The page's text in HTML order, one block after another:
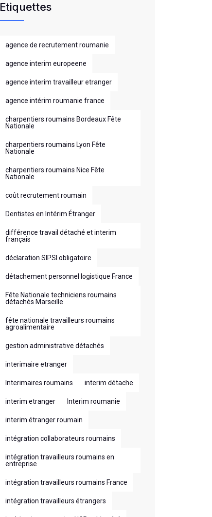
Etiquettes
agence de recrutement roumanie
agence interim europeene
agence interim travailleur etranger
agence intérim roumanie france
charpentiers roumains Bordeaux Fête
Nationale
charpentiers roumains Lyon Fête
Nationale
charpentiers roumains Nice Fête
Nationale
coût recrutement roumain
Dentistes en Intérim Étranger
différence travail détaché et interim
français
déclaration SIPSI obligatoire
détachement personnel logistique France
Fête Nationale techniciens roumains
détachés Marseille
fête nationale travailleurs roumains
agroalimentaire
gestion administrative détachés
interimaire etranger
Interimaires roumains interim détache
interim etranger Interim roumanie
interim étranger roumain
intégration collaborateurs roumains
intégration travailleurs roumains en
entreprise
intégration travailleurs roumains France
intégration travailleurs étrangers